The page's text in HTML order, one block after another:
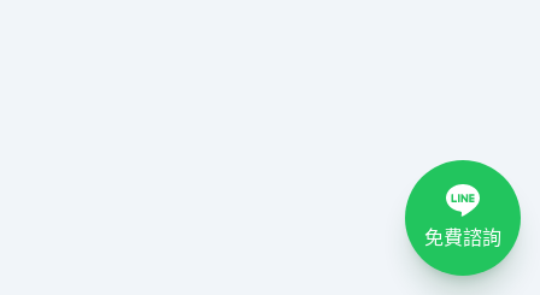
免費諮詢